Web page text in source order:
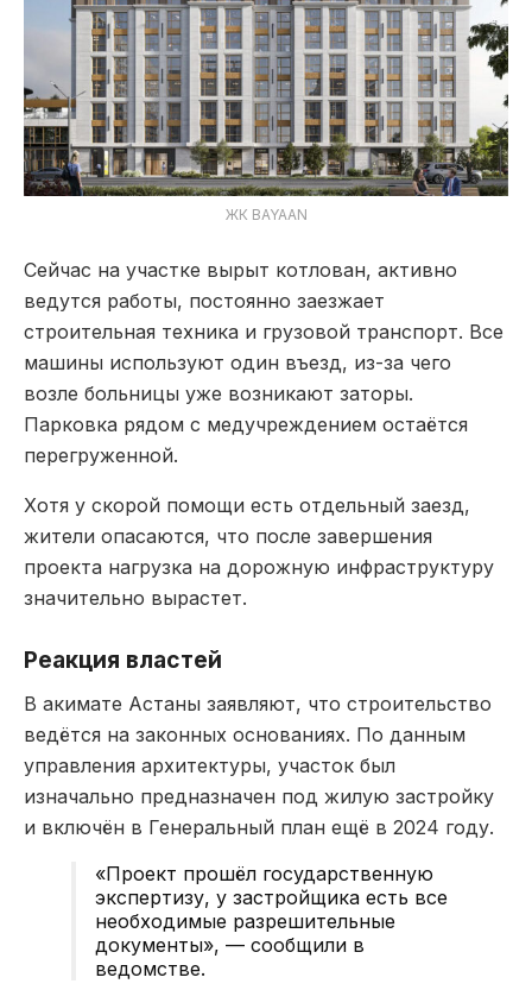
ЖК BAYAAN
Сейчас на участке вырыт котлован, активно
ведутся работы, постоянно заезжает
строительная техника и грузовой транспорт. Все
машины используют один въезд, из-за чего
возле больницы уже возникают заторы.
Парковка рядом с медучреждением остаётся
перегруженной.
Хотя у скорой помощи есть отдельный заезд,
жители опасаются, что после завершения
проекта нагрузка на дорожную инфраструктуру
значительно вырастет.
Реакция властей
В акимате Астаны заявляют, что строительство
ведётся на законных основаниях. По данным
управления архитектуры, участок был
изначально предназначен под жилую застройку
и включён в Генеральный план ещё в 2024 году.
«Проект прошёл государственную
экспертизу, у застройщика есть все
необходимые разрешительные
документы», — сообщили в
ведомстве.